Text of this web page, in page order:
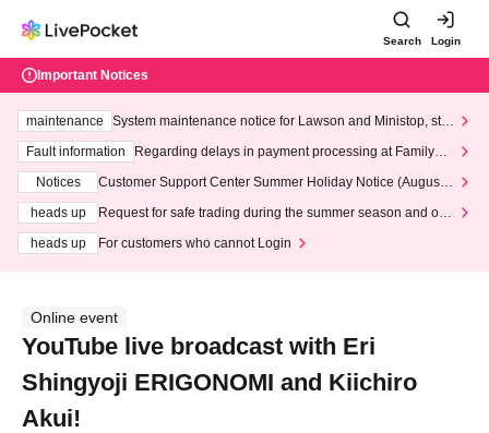
Search Login
Important Notices
maintenance
System maintenance notice for Lawson and Ministop, star
ting at 3:00 AM on Wednesday (Wed)
Fault information
Regarding delays in payment processing at FamilyMa
Notices
Customer Support Center Summer Holiday Notice (August 1
heads up
Request for safe trading during the summer season and our
heads up
For customers who cannot Login
Online event
YouTube live broadcast with Eri
Shingyoji ERIGONOMI and Kiichiro
Akui!